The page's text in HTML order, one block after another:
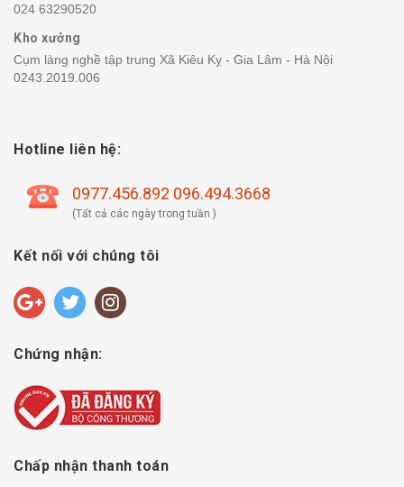
024 63290520
Kho xưởng
Cụm làng nghề tập trung Xã Kiêu Kỵ - Gia Lâm - Hà Nội
0243.2019.006
Hotline liên hệ:
0977.456.892 096.494.3668
(Tất cả các ngày trong tuần )
Kết nối với chúng tôi
Chứng nhận:
Chấp nhận thanh toán